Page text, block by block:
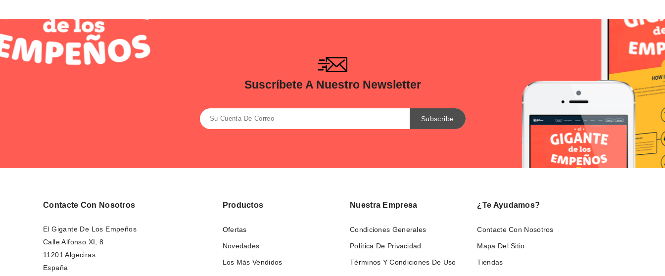
Suscríbete A Nuestro Newsletter
Contacte Con Nosotros
El Gigante De Los Empeños
Calle Alfonso XI, 8
11201 Algeciras
España
Productos
Ofertas
Novedades
Los Más Vendidos
Nuestra Empresa
Condiciones Generales
Política De Privacidad
Términos Y Condiciones De Uso
¿Te Ayudamos?
Contacte Con Nosotros
Mapa Del Sitio
Tiendas